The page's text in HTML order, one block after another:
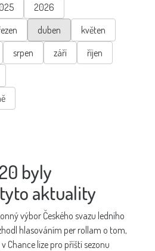
2026
duben
květen
srpen září
říjen
byly
aktuality
výbor Českého svazu ledního
hlasováním per rollam o tom,
Chance lize pro příští sezonu